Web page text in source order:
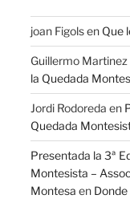
joan Figolsen Que
Guillermo Martinez
la Quedada
Jordi Rodoreda en
Quedada
Presentada la 3ª
Montesista –
Montesa en